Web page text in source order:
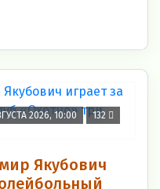
2026, 10:00 132
Якубович